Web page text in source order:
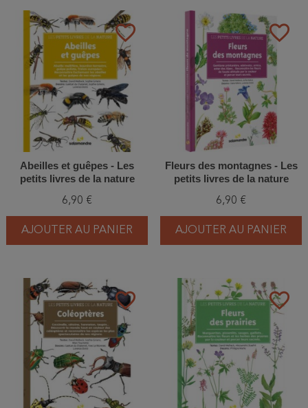
favorite_border
Abeilles et guêpes - Les
petits livres de la nature
6,90 €
AJOUTER AU PANIER
favorite_border
Fleurs des montagnes - Les
petits livres de la nature
6,90 €
AJOUTER AU PANIER
favorite_border favorite_border